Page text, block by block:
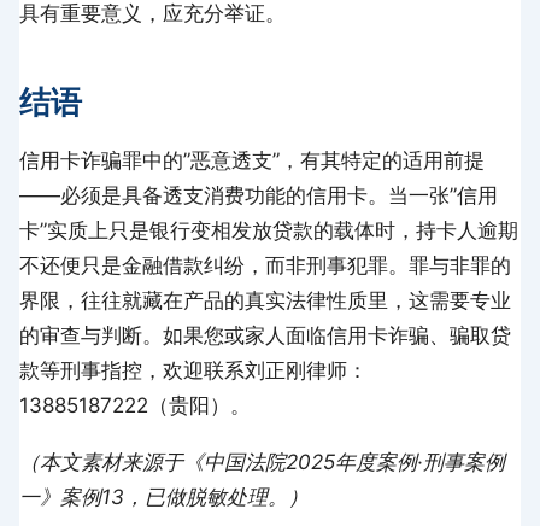
具有重要意义，应充分举证。
结语
信用卡诈骗罪中的”恶意透支”，有其特定的适用前提
——必须是具备透支消费功能的信用卡。当一张”信用
卡”实质上只是银行变相发放贷款的载体时，持卡人逾期
不还便只是金融借款纠纷，而非刑事犯罪。罪与非罪的
界限，往往就藏在产品的真实法律性质里，这需要专业
的审查与判断。如果您或家人面临信用卡诈骗、骗取贷
款等刑事指控，欢迎联系刘正刚律师：
13885187222（贵阳）。
（本文素材来源于《中国法院2025年度案例·刑事案例
一》案例13，已做脱敏处理。）